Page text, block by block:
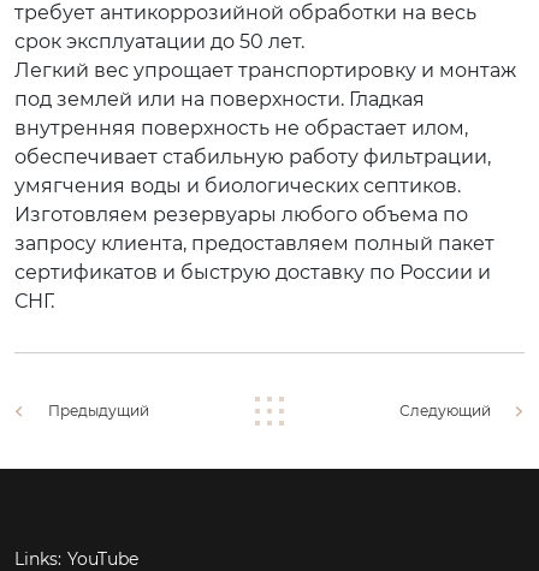
требует антикоррозийной обработки на весь
срок эксплуатации до 50 лет.
Легкий вес упрощает транспортировку и монтаж
под землей или на поверхности. Гладкая
внутренняя поверхность не обрастает илом,
обеспечивает стабильную работу фильтрации,
умягчения воды и биологических септиков.
Изготовляем резервуары любого объема по
запросу клиента, предоставляем полный пакет
сертификатов и быструю доставку по России и
СНГ.
Предыдущий Следующий
Links: YouTube